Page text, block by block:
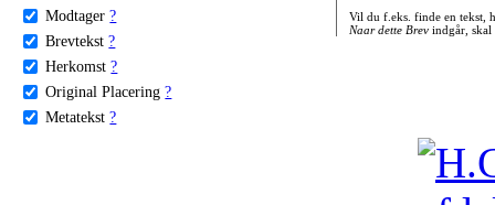
Modtager ?
Brevtekst ?
Herkomst ?
Original Placering ?
Metatekst ?
Vil du f.eks. finde en tekst,
Naar dette Brevindgår, skal